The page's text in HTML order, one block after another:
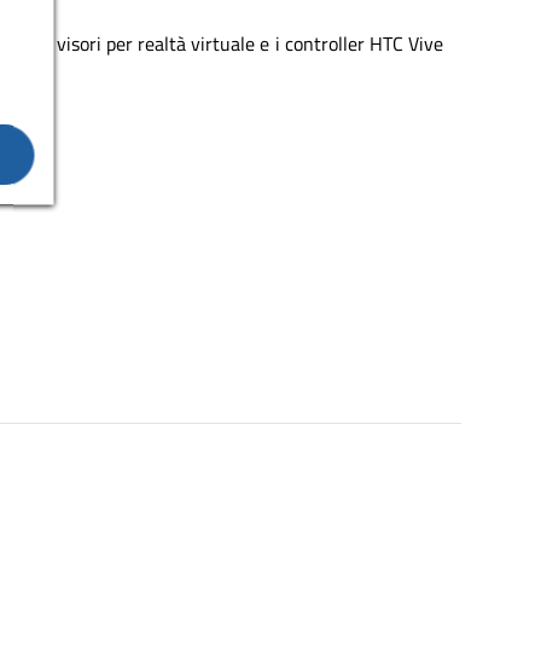
i visori per realtà virtuale e i controller HTC Vive